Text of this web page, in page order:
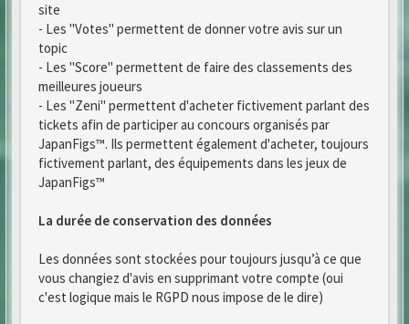
site
- Les "Votes" permettent de donner votre avis sur un
topic
- Les "Score" permettent de faire des classements des
meilleures joueurs
- Les "Zeni" permettent d'acheter fictivement parlant des
tickets afin de participer au concours organisés par
JapanFigs™. Ils permettent également d'acheter, toujours
fictivement parlant, des équipements dans les jeux de
JapanFigs™
La durée de conservation des données
Les données sont stockées pour toujours jusqu’à ce que
vous changiez d'avis en supprimant votre compte (oui
c'est logique mais le RGPD nous impose de le dire)